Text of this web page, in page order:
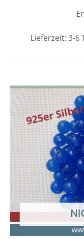
Lieferzeit: 3-6